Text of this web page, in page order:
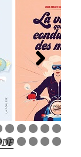
4 5 6 7 8
1